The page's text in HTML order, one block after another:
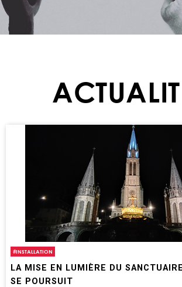
#INSTALLATION
LA MISE EN LUMIÈRE DU
SE POURSUIT